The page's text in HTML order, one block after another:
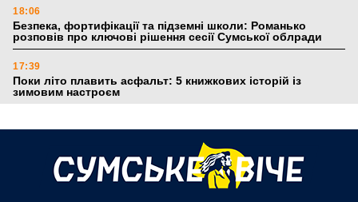
18:06
Безпека, фортифікації та підземні школи: Романько
розповів про ключові рішення сесії Сумської облради
17:39
Поки літо плавить асфальт: 5 книжкових історій із
зимовим настроєм
5 серпня